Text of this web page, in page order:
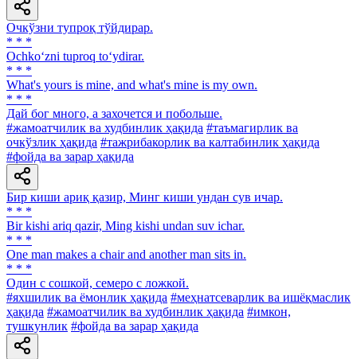
Очкўзни тупроқ тўйдирар.
* * *
Ochko‘zni tuproq to‘ydirar.
* * *
What's yours is mine, and what's mine is my own.
* * *
Дай бог много, а захочется и побольше.
#жамоатчилик ва худбинлик ҳақида #таъмагирлик ва
очкўзлик ҳақида #тажрибакорлик ва калтабинлик ҳақида
#фойда ва зарар ҳақида
Бир киши ариқ қазир, Минг киши ундан сув ичар.
* * *
Bir kishi ariq qazir, Ming kishi undan suv ichar.
* * *
One man makes a chair and another man sits in.
* * *
Один с сошкой, семеро с ложкой.
#яхшилик ва ёмонлик ҳақида #меҳнатсеварлик ва ишёқмаслик
ҳақида #жамоатчилик ва худбинлик ҳақида #имкон,
тушкунлик #фойда ва зарар ҳақида